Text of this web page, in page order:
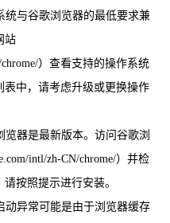
统与谷歌浏览器的最低要求兼
站
chrome/）查看支持的操作系统
中，请考虑升级或更换操作
器是最新版本。访问谷歌浏
intl/zh-CN/chrome/）并检
按照提示进行安装。
动异常可能是由于浏览器缓存